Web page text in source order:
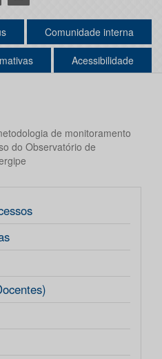
Comunidade interna
Acessibilidade
de monitoramento
do Observatório de